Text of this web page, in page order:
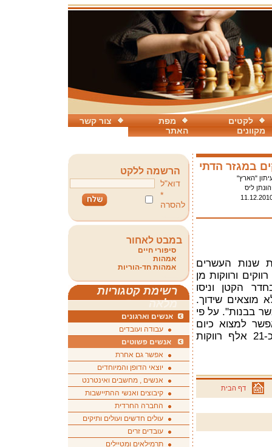
צור קשר
מפת
האתר
לקטים
מקוונים
במגזר הדתי
"הארץ"
ליס
שנות העשרים
ורווקות מן
הקטן וניסו
שידוך.
בבנות". על פי
למצוא כיום
כ-31 אלף גברים רווקים לעומת כ-21 אלף רווקות
דף הבית
הרשמה ללקט
דוא"ל
*
להסרה
במבט לאחור
סיפורי חיים
אמהות
אמהות חד-הוריות
רשימת קטגוריות
מלאה
אנשים וארגונים
עבודה ועובדים
אנשים פשוטים
אפשר גם אחרת
יוצאי הדופן והמיוחדים
אנשים , מחשבים ואינטרנט
קיבוצים ואנשי ההתיישבות
החברה החרדית
עולים חדשים ועולים ותיקים
עובדים זרים
תרמילאים ומטיילים